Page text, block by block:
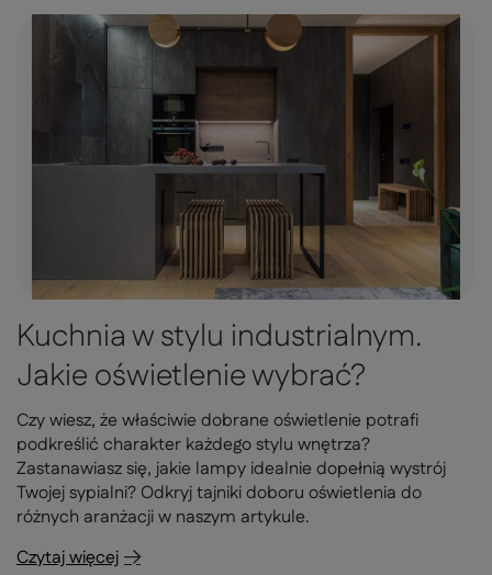
Kuchnia w stylu industrialnym.
Jakie oświetlenie wybrać?
Czy wiesz, że właściwie dobrane oświetlenie potrafi
podkreślić charakter każdego stylu wnętrza?
Zastanawiasz się, jakie lampy idealnie dopełnią wystrój
Twojej sypialni? Odkryj tajniki doboru oświetlenia do
różnych aranżacji w naszym artykule.
Czytaj więcej